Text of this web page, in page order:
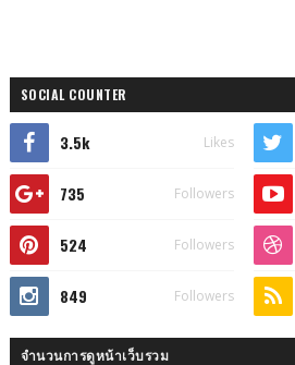
SOCIAL COUNTER
3.5k Likes
735 Followers
524 Followers
849 Followers
จำนวนการดูหน้าเว็บรวม